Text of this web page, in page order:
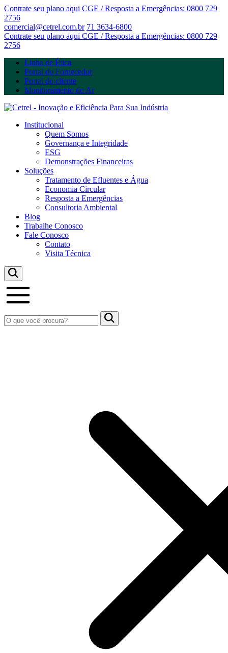
Contrate seu plano aqui CGE / Resposta a Emergências: 0800 729
2756
comercial@cetrel.com.br 71 3634-6800
Contrate seu plano aqui CGE / Resposta a Emergências: 0800 729
2756
Linha de Ética
Portal do Fornecedor
Portal do cliente
Monitoramento do Ar
Institucional
Quem Somos
Governança e Integridade
ESG
Demonstrações Financeiras
Soluções
Tratamento de Efluentes e Água
Economia Circular
Resposta a Emergências
Consultoria Ambiental
Blog
Trabalhe Conosco
Fale Conosco
Contato
Visita Técnica